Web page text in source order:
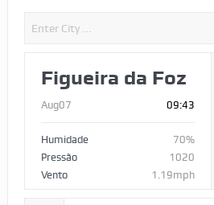
Figueira da Foz
Aug07 09:43
Humidade
70%
Pressão
1020
Vento
1.19mph